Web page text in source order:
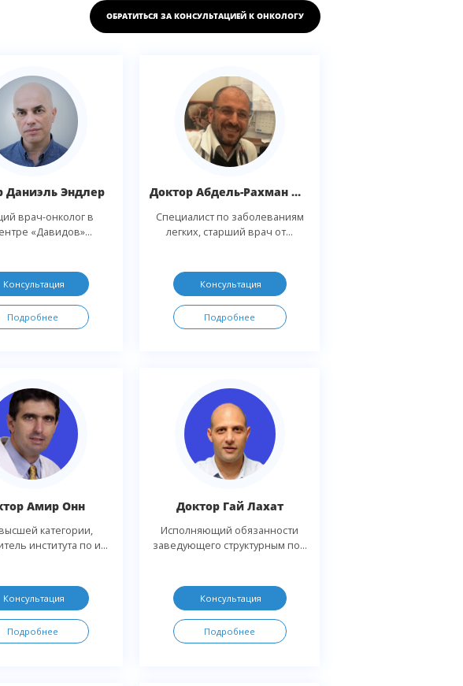
ОБРАТИТЬСЯ ЗА КОНСУЛЬТАЦИЕЙ К ОНКОЛОГУ
Даниэль Эндлер
врач-онколог в
«Давидов»...
Консультация
Подробнее
Доктор Абдель-Рахман Надар
Специалист по заболеваниям
легких, старший врач от...
Консультация
Подробнее
Амир Онн
категории,
института по и...
Консультация
Подробнее
Доктор Гай Лахат
Исполняющий обязанности
заведующего структурным по...
Консультация
Подробнее